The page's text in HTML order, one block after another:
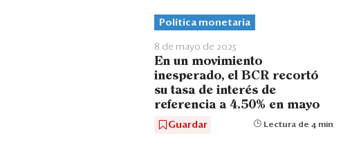
Política monetaria
8 de mayo de 2025
En un movimiento
inesperado, el BCR recortó
su tasa de interés de
referencia a 4.50% en mayo
Guardar Lectura de 4 min